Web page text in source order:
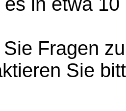
Sie Fragen
Sie